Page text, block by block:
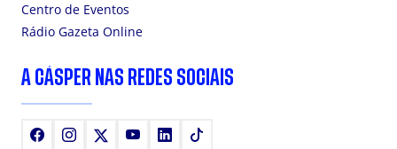
Centro de Eventos
Rádio Gazeta Online
A CÁSPER NAS REDES SOCIAIS
FacebookInstagram YoutubeLinkedIn